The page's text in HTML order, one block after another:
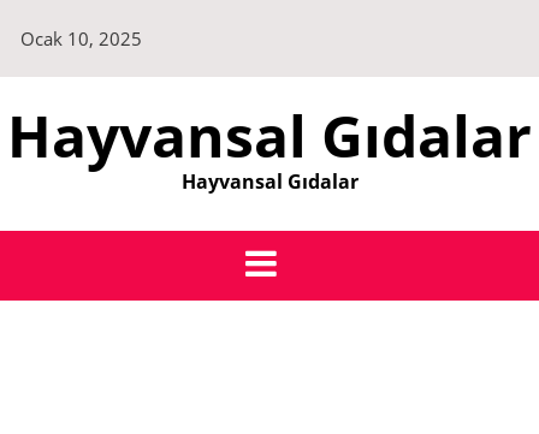
content
Ocak 10, 2025
Hayvansal Gıdalar
Hayvansal Gıdalar